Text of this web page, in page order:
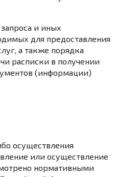
и иных
для предоставления
а также порядка
расписки в получении
(информации)
осуществления
или осуществление
нормативными